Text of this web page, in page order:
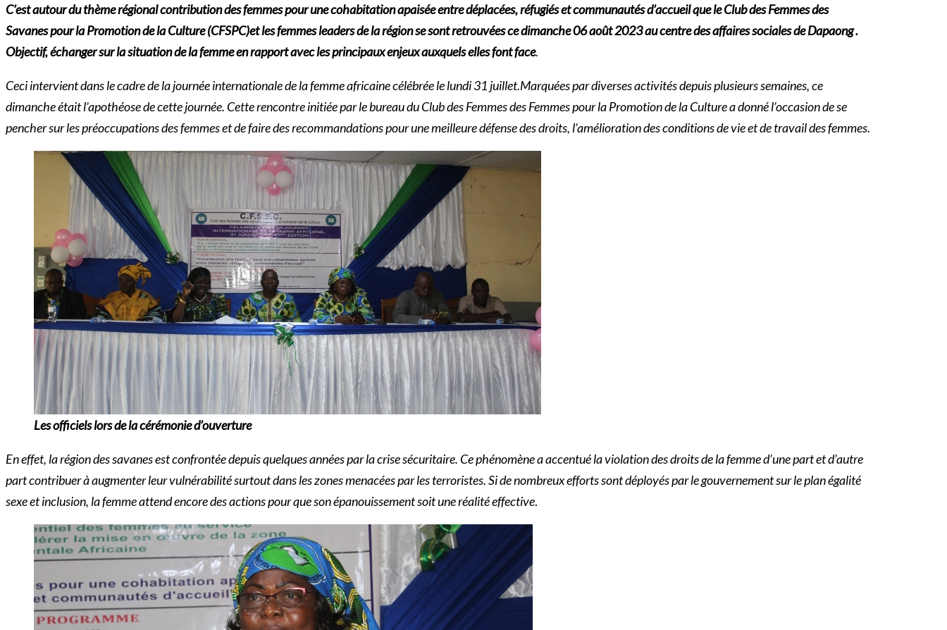
C’est autour du thème régional contribution des femmes pour une cohabitation apaisée entre déplacées, réfugiés et communautés d’accueil que le Club des Femmes des
Savanes pour la Promotion de la Culture (CFSPC)et les femmes leaders de la région se sont retrouvées ce dimanche 06 août 2023 au centre des affaires sociales de Dapaong .
Objectif, échanger sur la situation de la femme en rapport avec les principaux enjeux auxquels elles font face.
Ceci intervient dans le cadre de la journée internationale de la femme africaine célébrée le lundi 31 juillet.Marquées par diverses activités depuis plusieurs semaines, ce
dimanche était l’apothéose de cette journée. Cette rencontre initiée par le bureau du Club des Femmes des Femmes pour la Promotion de la Culture a donné l’occasion de se
pencher sur les préoccupations des femmes et de faire des recommandations pour une meilleure défense des droits, l’amélioration des conditions de vie et de travail des femmes.
Les officiels lors de la cérémonie d’ouverture
En effet, la région des savanes est confrontée depuis quelques années par la crise sécuritaire. Ce phénomène a accentué la violation des droits de la femme d’une part et d’autre
part contribuerà augmenter leur vulnérabilité surtout dans les zones menacées par les terroristes. Si de nombreux efforts sont déployés par le gouvernement sur le plan égalité
sexe et inclusion, la femme attend encore des actions pour que son épanouissement soit une réalité effective.